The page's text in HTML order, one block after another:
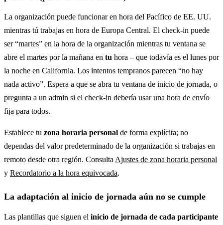
La organización puede funcionar en hora del Pacífico de EE. UU.
mientras tú trabajas en hora de Europa Central. El check-in puede
ser “martes” en la hora de la organización mientras tu ventana se
abre el martes por la mañana en tu hora – que todavía es el lunes por
la noche en California. Los intentos tempranos parecen “no hay
nada activo”. Espera a que se abra tu ventana de inicio de jornada, o
pregunta a un admin si el check-in debería usar una hora de envío
fija para todos.
Establece tu zona horaria personal de forma explícita; no
dependas del valor predeterminado de la organización si trabajas en
remoto desde otra región. Consulta Ajustes de zona horaria personal
y Recordatorio a la hora equivocada.
La adaptación al inicio de jornada aún no se cumple
Las plantillas que siguen el inicio de jornada de cada participante